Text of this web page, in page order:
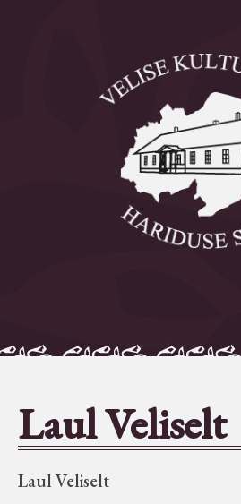
Avaleht
Aleksei Parnabas
Sillaotsa Talumuuseum
Seltsid-ühingud
Aiandus
Laul Veliselt
Laul Veliselt